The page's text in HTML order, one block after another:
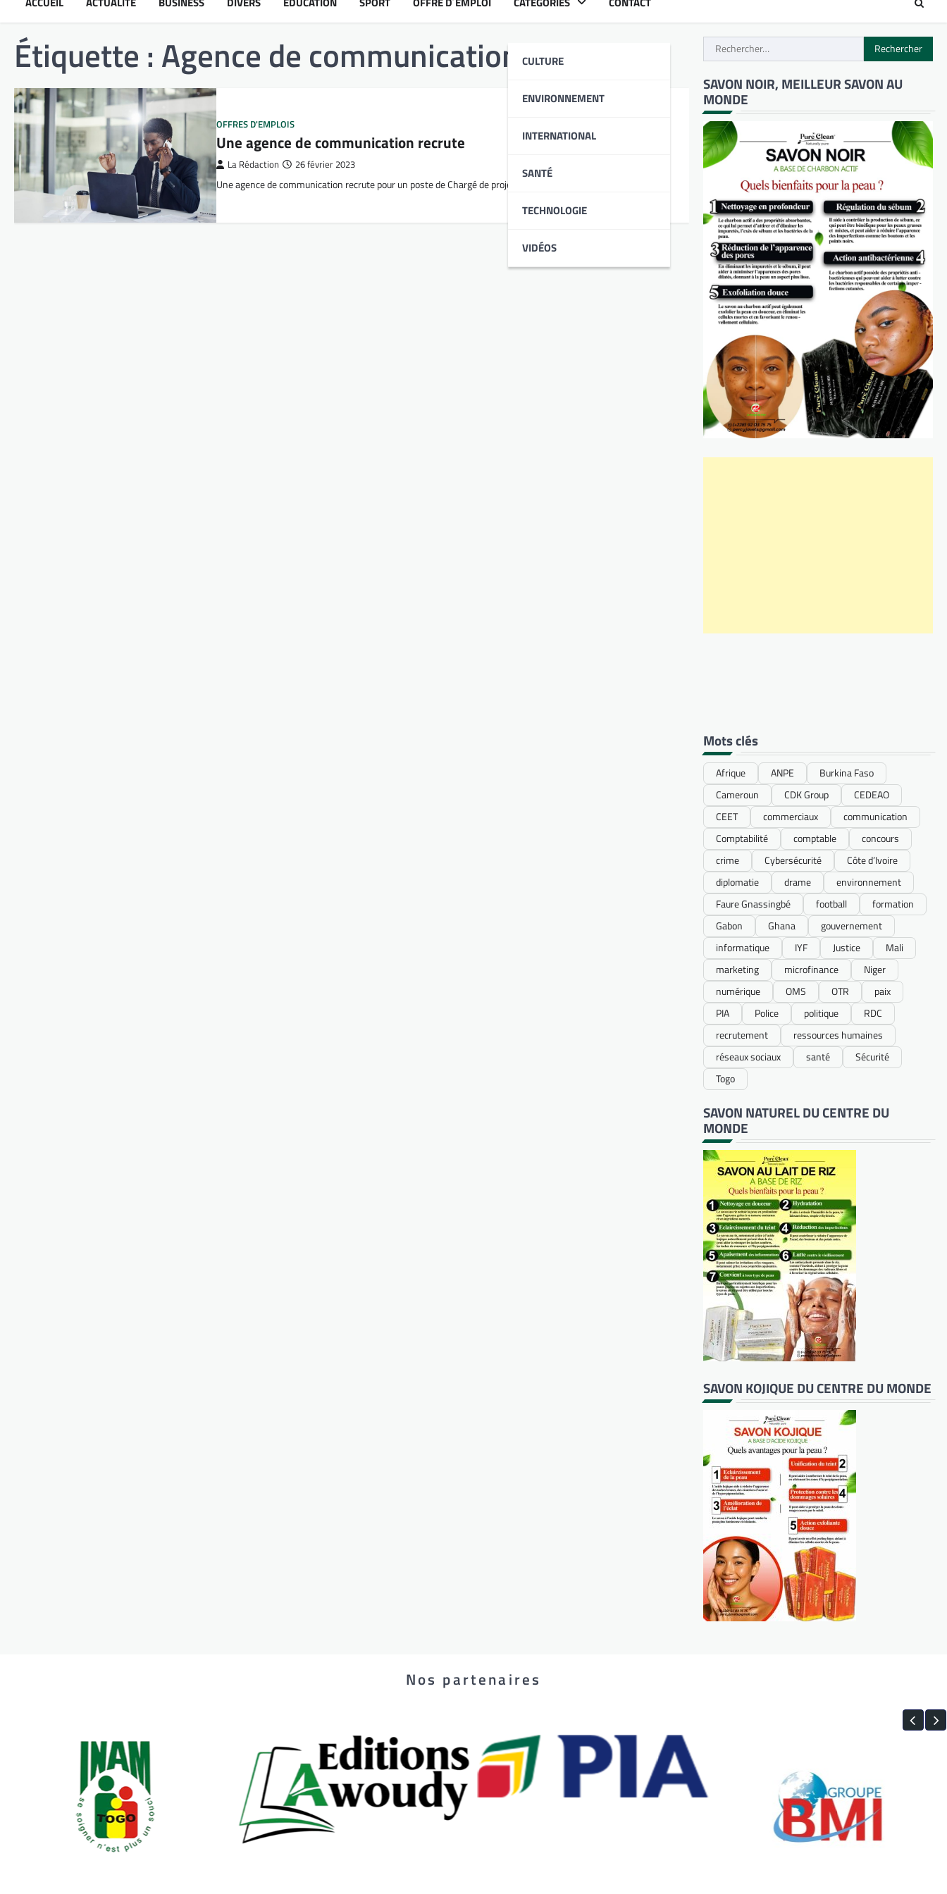
CULTURE
ENVIRONNEMENT
INTERNATIONAL
SANTÉ
TECHNOLOGIE
VIDÉOS
Étiquette : Agence de communication
OFFRES D'EMPLOIS
Une agence de communication recrute
La Rédaction 26 février 2023
Une agence de communication recrute pour un poste de Chargé de projets communication et événementiel.
Rechercher :
SAVON NOIR, MEILLEUR SAVON AU
MONDE
Mots clés
Afrique ANPE
Burkina Faso
Cameroun
CDK Group
CEDEAO
CEET
commerciaux
communication
Comptabilité
comptable
concours
crime
Cybersécurité
Côte d’Ivoire
diplomatie
drame
environnement
Faure Gnassingbé
football
formation
Gabon
Ghana
gouvernement
informatique
IYF Justice
Mali
marketing
microfinance
Niger
numérique
OMS OTR
paix
PIA
Police politique
RDC
recrutement
ressources humaines
réseaux sociaux
santé
Sécurité
Togo
SAVON NATUREL DU CENTRE DU
MONDE
SAVON KOJIQUE DU CENTRE DU MONDE
Nos partenaires